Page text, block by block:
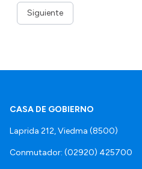
Siguiente
CASA DE GOBIERNO
Laprida 212, Viedma (8500)
Conmutador: (02920) 425700